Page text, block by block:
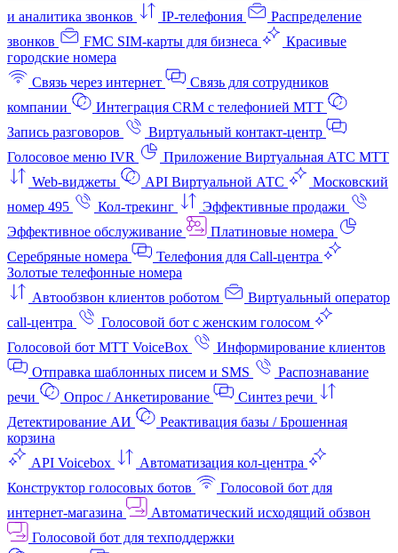
и аналитика звонков
IP-телефония
Распределение
звонков
FMC SIM-карты для бизнеса
Красивые
городские номера
Связь через интернет
Связь для сотрудников
компании
Интеграция CRM с телефонией МТТ
Запись разговоров
Виртуальный контакт‑центр
Голосовое меню IVR
Приложение Виртуальная АТС МТТ
Web-виджеты
API Виртуальной АТС
Московский
номер 495
Кол-трекинг
Эффективные продажи
Эффективное обслуживание
Платиновые номера
Серебряные номера
Телефония для Call-центра
Золотые телефонные номера
Автообзвон клиентов роботом
Виртуальный оператор
call-центра
Голосовой бот с женским голосом
Голосовой бот МТТ VoiceBox
Информирование клиентов
Отправка шаблонных писем и SMS
Распознавание
речи
Опрос / Анкетирование
Синтез речи
Детектирование АИ
Реактивация базы / Брошенная
корзина
API Voicebox
Автоматизация кол‑центра
Конструктор голосовых ботов
Голосовой бот для
интернет‑магазина
Автоматический исходящий обзвон
Голосовой бот для техподдержки